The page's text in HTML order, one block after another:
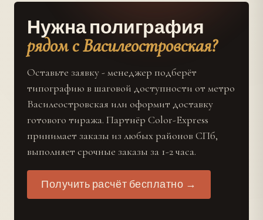
Нужна полиграфия
рядом с Василеостровская?
Оставьте заявку - менеджер подберёт
типографию в шаговой доступности от метро
Василеостровская или оформит доставку
готового тиража. Партнёр Color-Express
принимает заказы из любых районов СПб,
выполняет срочные заказы за 1-2 часа.
Получить расчёт бесплатно →